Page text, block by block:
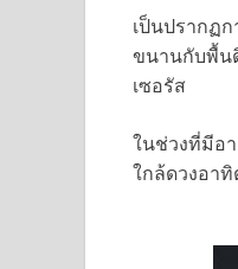
เป็นปรากฏก
ขนานกับพื้น
เซอรัส
ในช่วงที่มีอา
ใกล้ดวงอาทิ